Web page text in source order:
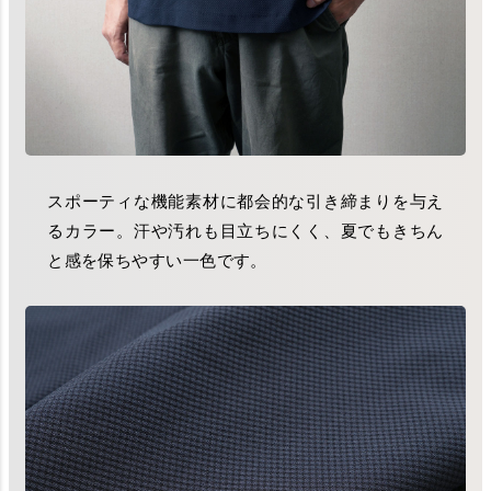
スポーティな機能素材に都会的な引き締まりを与え
るカラー。汗や汚れも目立ちにくく、夏でもきちん
と感を保ちやすい一色です。